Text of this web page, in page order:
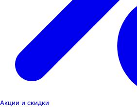
Акции и скидки